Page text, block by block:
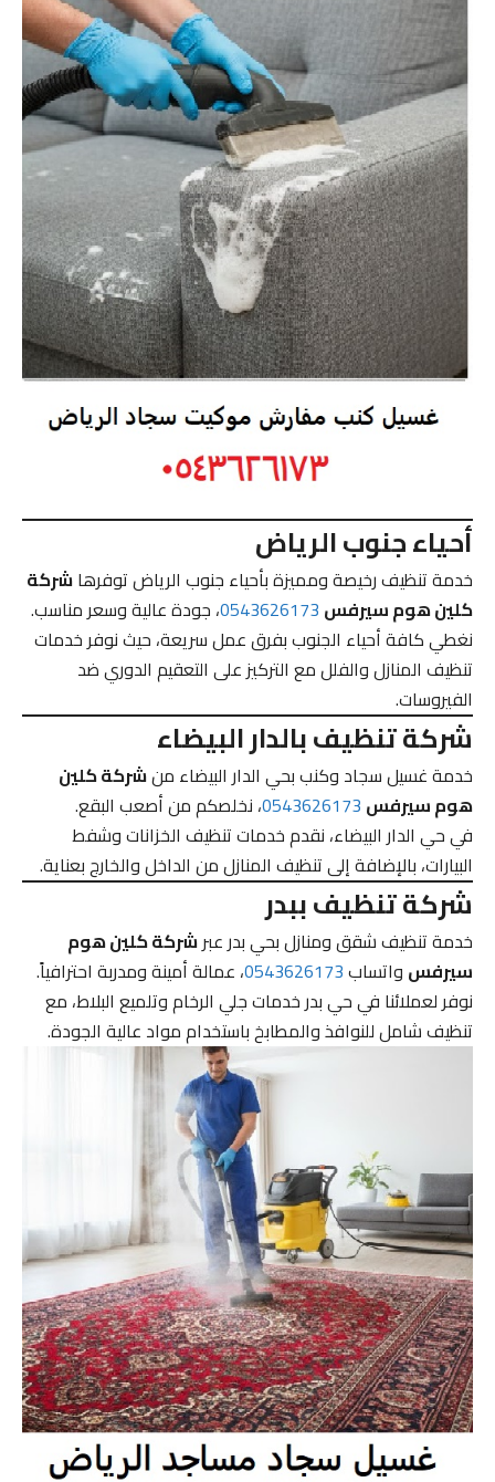
أحياء جنوب الرياض
خدمة تنظيف رخيصة ومميزة بأحياء جنوب الرياض توفرهاشركة
كلين هوم سيرفس0543626173، جودة عالية وسعر مناسب.
نغطي كافة أحياء الجنوب بفرق عمل سريعة، حيث نوفر خدمات
تنظيف المنازل والفلل مع التركيز على التعقيم الدوري ضد
الفيروسات.
شركة تنظيف بالدار البيضاء
خدمة غسيل سجاد وكنب بحي الدار البيضاء منشركة كلين
هوم سيرفس0543626173، نخلصكم من أصعب البقع.
في حي الدار البيضاء، نقدم خدمات تنظيف الخزانات وشفط
البيارات، بالإضافة إلى تنظيف المنازل من الداخل والخارج بعناية.
شركة تنظيف ببدر
خدمة تنظيف شقق ومنازل بحي بدر عبرشركة كلين هوم
سيرفسواتساب0543626173، عمالة أمينة ومدربة احترافياً.
نوفر لعملائنا في حي بدر خدمات جلي الرخام وتلميع البلاط، مع
تنظيف شامل للنوافذ والمطابخ باستخدام مواد عالية الجودة.